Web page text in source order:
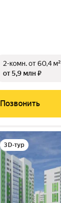
2-комн.от 60,4 м²
от 5,9 млн ₽
Позвонить
3D-тур